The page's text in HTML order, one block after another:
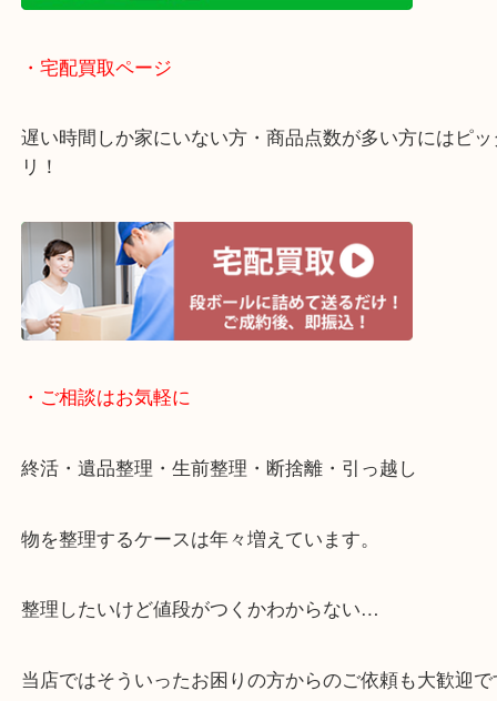
・ライン査定お待ちしています
リ！